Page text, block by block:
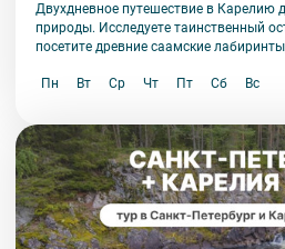
Двухдневное путешествие в Карелию
природы. Исследуете таинственный
посетите древние саамские
Пн
Вт Ср Чт Пт Сб Вс